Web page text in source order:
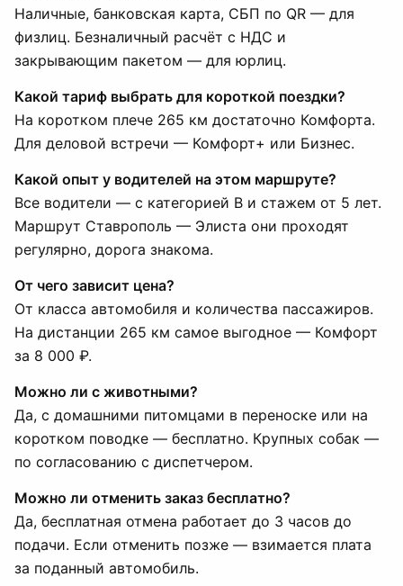
Наличные, банковская карта, СБП по QR — для
физлиц. Безналичный расчёт с НДС и
закрывающим пакетом — для юрлиц.
Какой тариф выбрать для короткой поездки?
На коротком плече 265 км достаточно Комфорта.
Для деловой встречи — Комфорт+ или Бизнес.
Какой опыт у водителей на этом маршруте?
Все водители — с категорией B и стажем от 5 лет.
Маршрут Ставрополь — Элиста они проходят
регулярно, дорога знакома.
От чего зависит цена?
От класса автомобиля и количества пассажиров.
На дистанции 265 км самое выгодное — Комфорт
за 8 000 ₽.
Можно ли с животными?
Да, с домашними питомцами в переноске или на
коротком поводке — бесплатно. Крупных собак —
по согласованию с диспетчером.
Можно ли отменить заказ бесплатно?
Да, бесплатная отмена работает до 3 часов до
подачи. Если отменить позже — взимается плата
за поданный автомобиль.